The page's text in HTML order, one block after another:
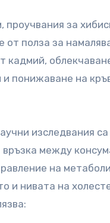
за
от полза за
кадмий,
и понижаване на
изследвания
между
на
и нивата на